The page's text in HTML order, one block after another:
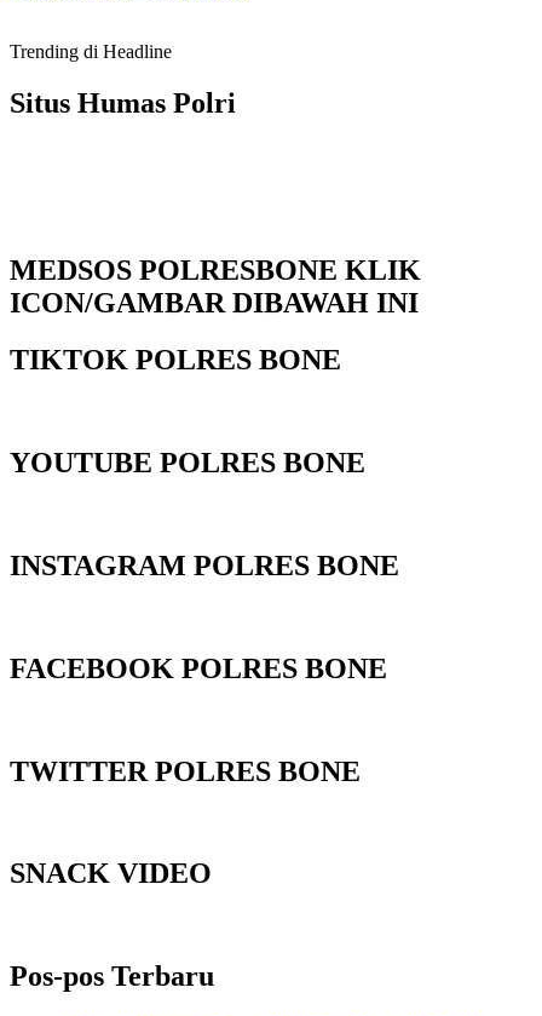
Trending di Headline
Situs Humas Polri
MEDSOS POLRESBONE KLIK
ICON/GAMBAR DIBAWAH INI
TIKTOK POLRES BONE
YOUTUBE POLRES BONE
INSTAGRAM POLRES BONE
FACEBOOK POLRES BONE
TWITTER POLRES BONE
SNACK VIDEO
Pos-pos Terbaru